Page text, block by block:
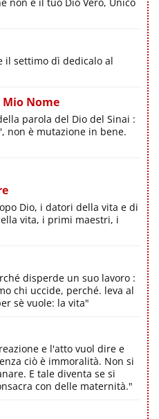
il settimo dì dedicalo al
Nome
parola del Dio del Sinai :
non è mutazione in bene.
Dio, i datori della vita e di
vita, i primi maestri, i
disperde un suo lavoro :
chi uccide, perché. leva al
sè vuole: la vita"
e l'atto vuol dire e
ciò è immoralità. Non si
E tale diventa se si
con delle maternità."